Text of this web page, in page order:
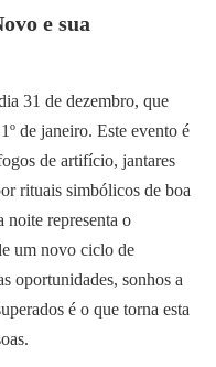
e sua
31 de dezembro, que
de janeiro. Este evento é
de artifício, jantares
rituais simbólicos de boa
noite representa o
um novo ciclo de
oportunidades, sonhos a
é o que torna esta